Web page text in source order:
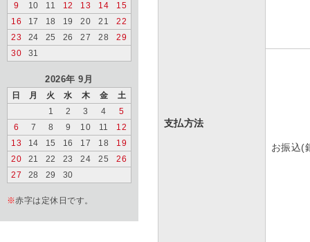
9
10 11 12 13 14
15
16
17 18 19 20 21
22
23
24 25 26 27 28
29
30
31
2026年 9月
日 月 火 水 木 金
土
1
2 3 4
5
6
7 8 9 10 11
12
13
14 15 16 17 18
19
20
21 22 23 24 25
26
27
28 29 30
※赤字は定休日です。
支払方法
お振込(